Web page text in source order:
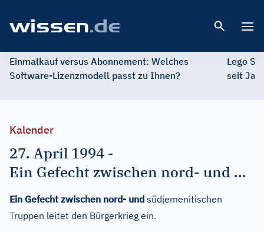
Einmalkauf versus Abonnement: Welches
Software-Lizenzmodell passt zu Ihnen?
Lego
seit
Kalender
27. April 1994 -
Ein Gefecht zwischen nord- und ...
Ein Gefecht zwischen nord- und südjemenitischen
Truppen leitet den Bürgerkrieg ein.